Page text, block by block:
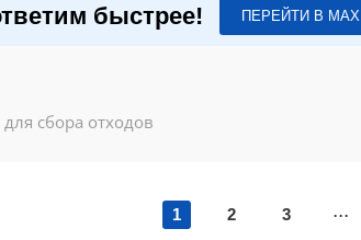
Технологические
Вешала для мяса, мясных
быстрее! ПЕРЕЙТИ В МАХ
сбора отходов
1 2 3 ...